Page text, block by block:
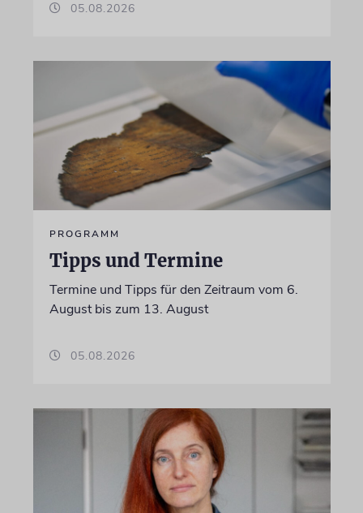
05.08.2026
PROGRAMM
Tipps und Termine
Termine und Tipps für den Zeitraum vom 6.
August bis zum 13. August
05.08.2026